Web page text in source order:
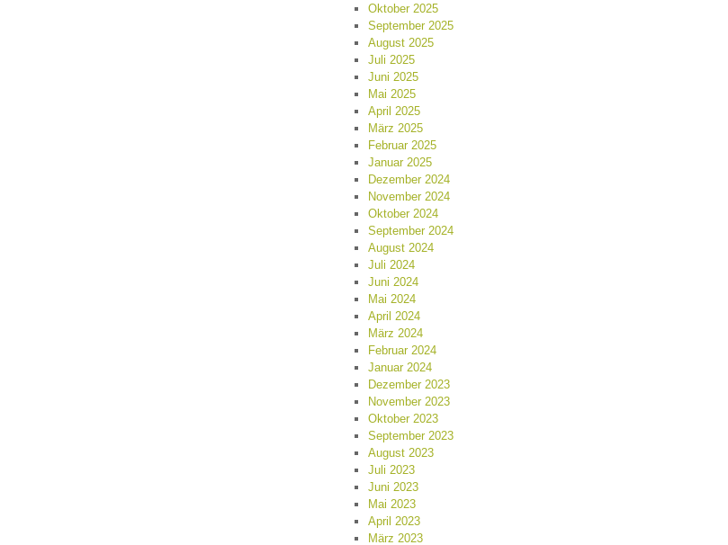
Oktober 2025
September 2025
August 2025
Juli 2025
Juni 2025
Mai 2025
April 2025
März 2025
Februar 2025
Januar 2025
Dezember 2024
November 2024
Oktober 2024
September 2024
August 2024
Juli 2024
Juni 2024
Mai 2024
April 2024
März 2024
Februar 2024
Januar 2024
Dezember 2023
November 2023
Oktober 2023
September 2023
August 2023
Juli 2023
Juni 2023
Mai 2023
April 2023
März 2023